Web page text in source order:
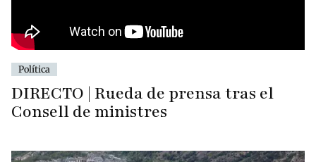
Política
DIRECTO | Rueda de prensa tras el
Consell de ministres